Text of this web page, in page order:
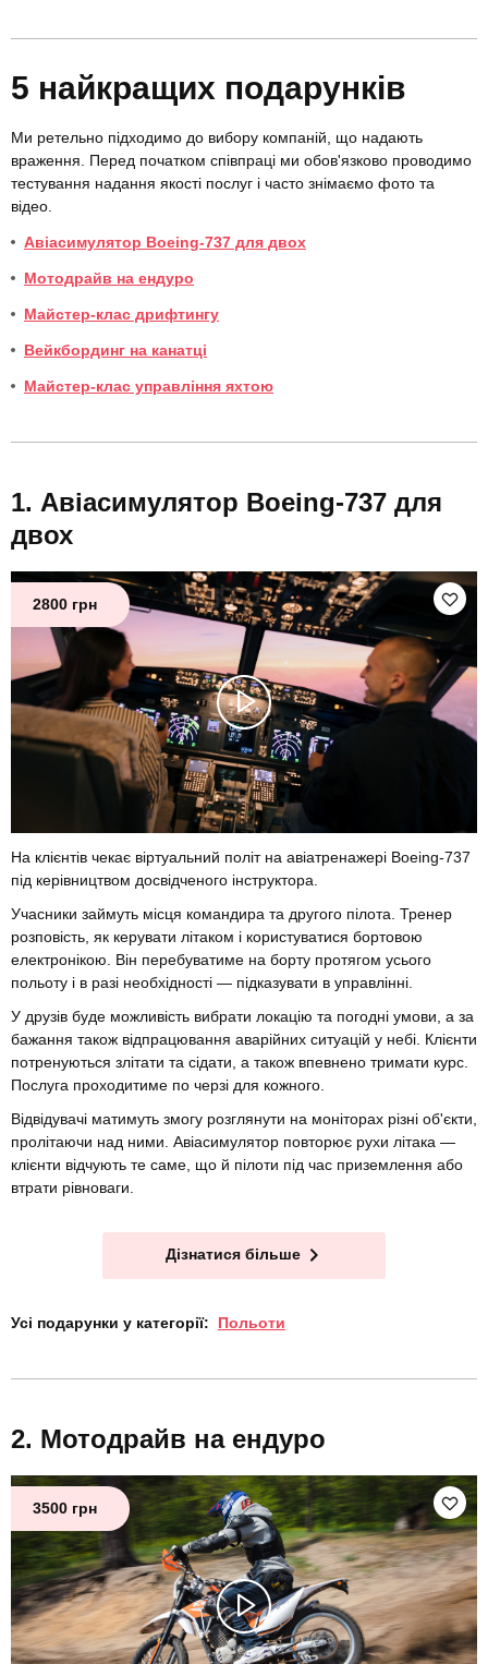
5 найкращих подарунків
Ми ретельно підходимо до вибору компаній, що надають
враження. Перед початком співпраці ми обов'язково проводимо
тестування надання якості послуг і часто знімаємо фото та
відео.
Авіасимулятор Boeing-737 для двох
Мотодрайв на ендуро
Майстер-клас дрифтингу
Вейкбординг на канатці
Майстер-клас управління яхтою
Авіасимулятор Boeing-737 для
двох
2800 грн
На клієнтів чекає віртуальний політ на авіатренажері Boeing-737
під керівництвом досвідченого інструктора.
Учасники займуть місця командира та другого пілота. Тренер
розповість, як керувати літаком і користуватися бортовою
електронікою. Він перебуватиме на борту протягом усього
польоту і в разі необхідності — підказувати в управлінні.
У друзів буде можливість вибрати локацію та погодні умови, а за
бажання також відпрацювання аварійних ситуацій у небі. Клієнти
потренуються злітати та сідати, а також впевнено тримати курс.
Послуга проходитиме по черзі для кожного.
Відвідувачі матимуть змогу розглянути на моніторах різні об'єкти,
пролітаючи над ними. Авіасимулятор повторює рухи літака —
клієнти відчують те саме, що й пілоти під час приземлення або
втрати рівноваги.
Дізнатися більше
Усі подарунки у категорії: Польоти
Мотодрайв на ендуро
3500 грн